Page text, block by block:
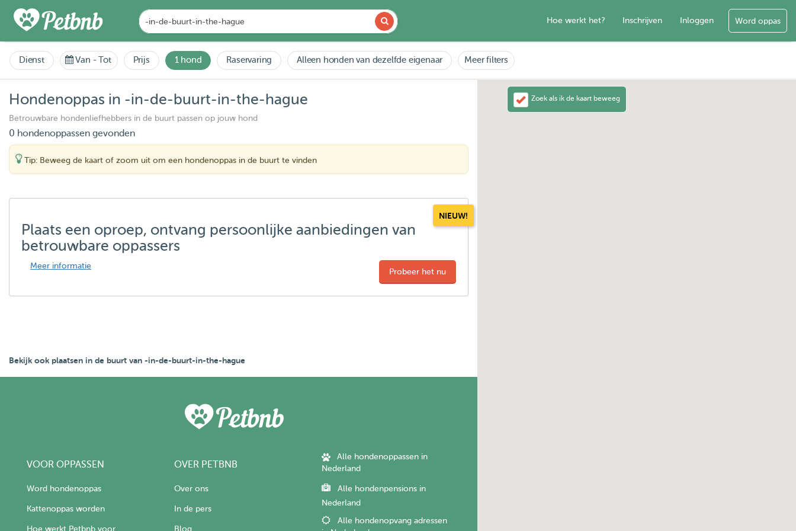
Hoe werkt het? Inschrijven Inloggen Word oppas
Dienst Van -Tot Prijs 1 hond Raservaring Alleen honden van dezelfde eigenaar Meer filters
Hondenoppas in -in-de-buurt-in-the-hague
Betrouwbare hondenliefhebbers in de buurt passen op jouw hond
0 hondenoppassen gevonden
Tip: Beweeg de kaart of zoom uit om een hondenoppas in de buurt te vinden
NIEUW!
Plaats een oproep, ontvang persoonlijke aanbiedingen van
betrouwbare oppassers
Meer informatie
Probeer het nu
Bekijk ook plaatsen in de buurt van -in-de-buurt-in-the-hague
VOOR OPPASSEN
Word hondenoppas
Kattenoppas worden
Hoe werkt Petbnb voor
OVER PETBNB
Over ons
In de pers
Blog
Alle hondenoppassen in
Nederland
Alle hondenpensions in
Nederland
Alle hondenopvang adressen
Zoek als ik de kaart beweeg